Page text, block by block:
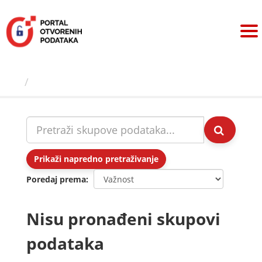
sadržaj
Prikaži napredno pretraživanje
Poredaj prema
Nisu pronađeni skupovi
podataka